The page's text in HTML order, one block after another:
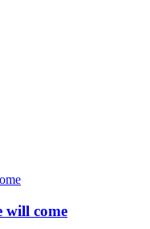
will come